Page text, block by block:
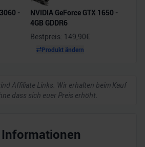
-
NVIDIA GeForce GTX 1650 -
4GB GDDR6
Bestpreis: 149,90€
Produkt ändern
Affiliate Links. Wir erhalten beim Kauf
dass sich euer Preis erhöht.